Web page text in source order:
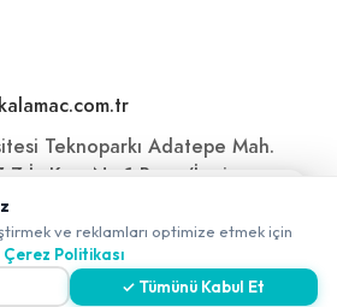
Teknoparkı Adatepe Mah.
İç Kapı No:1 Buca/İzmir
ve reklamları optimize etmek için
Çerez Politikası
✓ Tümünü Kabul Et
keşfedin!
✖